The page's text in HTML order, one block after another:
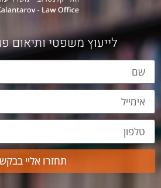
לייעוץ משפטי ותיאום
תחזרו אליי